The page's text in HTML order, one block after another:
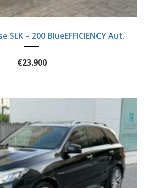
SLK – 200 BlueEFFICIENCY Aut.
€23.900